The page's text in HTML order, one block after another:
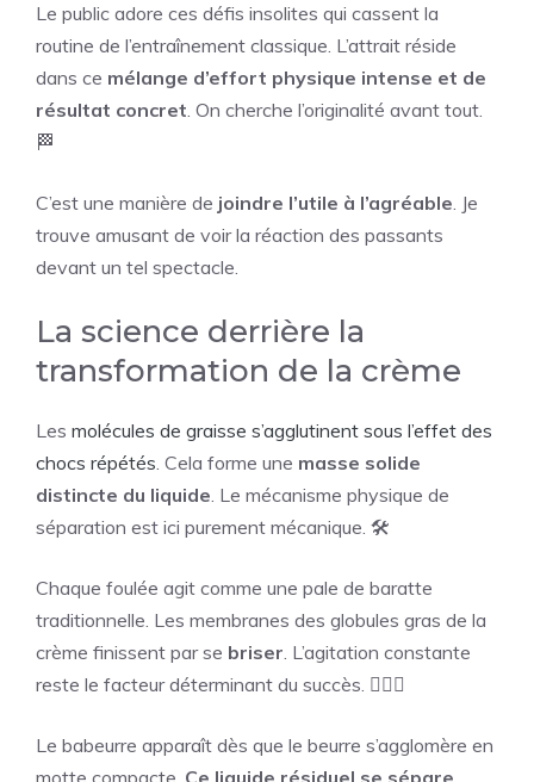
Le public adore ces défis insolites qui cassent la
routine de l’entraînement classique. L’attrait réside
dans ce mélange d’effort physique intense et de
résultat concret. On cherche l’originalité avant tout.
🏁
C’est une manière de joindre l’utile à l’agréable. Je
trouve amusant de voir la réaction des passants
devant un tel spectacle.
La science derrière la
transformation de la crème
Les molécules de graisse s’agglutinent sous l’effet des
chocs répétés. Cela forme une masse solide
distincte du liquide. Le mécanisme physique de
séparation est ici purement mécanique. 🛠️
Chaque foulée agit comme une pale de baratte
traditionnelle. Les membranes des globules gras de la
crème finissent par se briser. L’agitation constante
reste le facteur déterminant du succès. 🏃🏻‍♂️
Le babeurre apparaît dès que le beurre s’agglomère en
motte compacte. Ce liquide résiduel se sépare